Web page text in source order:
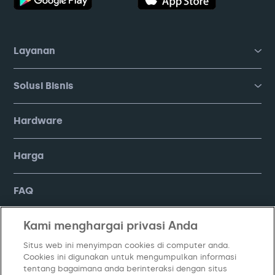
Layanan
Solusi Bisnis
Hardware
Harga
FAQ
Company
Kami menghargai privasi Anda
Situs web ini menyimpan cookies di computer anda.
Cookies ini digunakan untuk mengumpulkan informasi
tentang bagaimana anda berinteraksi dengan situs